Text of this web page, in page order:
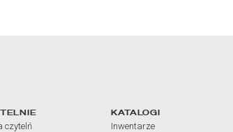
do najważniejszych
czytelń
KATALOGI
Inwentarze